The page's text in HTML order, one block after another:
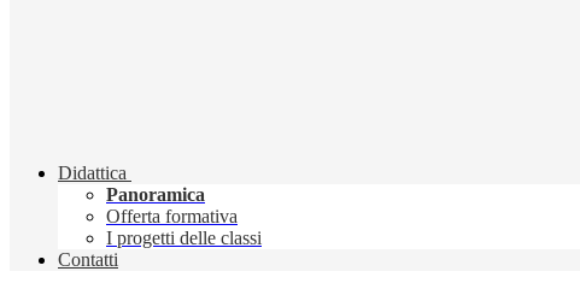
Didattica
Panoramica
Offerta formativa
I progetti delle classi
Contatti